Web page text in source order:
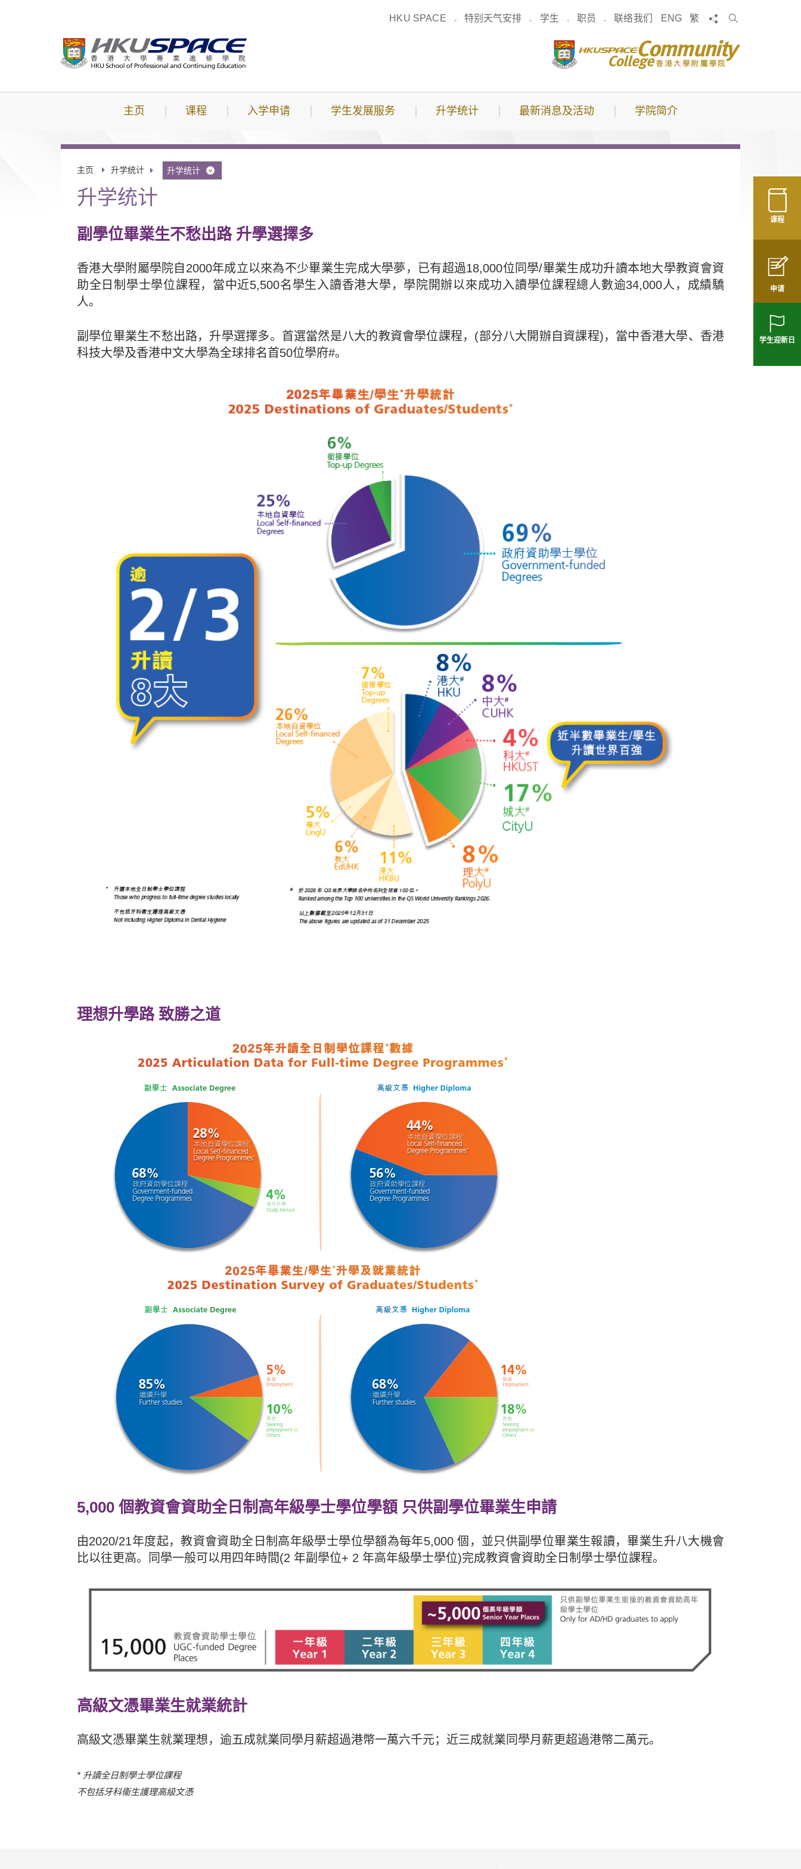
HKU SPACE 特别天气安排 学生 职员 联络我们 ENG 繁 分享
搜
主页 课程 入学申请 学生发展服务 升学统计 最新消息及活动 学院简介
课程
申请
学生迎新日
主页 升学统计 升学统计
升学统计
副學位畢業生不愁出路 升學選擇多
香港大學附屬學院自2000年成立以來為不少畢業生完成大學夢，已有超過18,000位同學/畢業生成功升讀本地大學教資會資
助全日制學士學位課程，當中近5,500名學生入讀香港大學，學院開辦以來成功入讀學位課程總人數逾34,000人，成績驕
人。
副學位畢業生不愁出路，升學選擇多。首選當然是八大的教資會學位課程，(部分八大開辦自資課程)，當中香港大學、香港
科技大學及香港中文大學為全球排名首50位學府#。
理想升學路 致勝之道
5,000 個教資會資助全日制高年級學士學位學額 只供副學位畢業生申請
由2020/21年度起，教資會資助全日制高年級學士學位學額為每年5,000 個，並只供副學位畢業生報讀，畢業生升八大機會
比以往更高。同學一般可以用四年時間(2 年副學位+ 2 年高年級學士學位)完成教資會資助全日制學士學位課程。
高級文憑畢業生就業統計
高級文憑畢業生就業理想，逾五成就業同學月薪超過港幣一萬六千元；近三成就業同學月薪更超過港幣二萬元。
* 升讀全日制學士學位課程
不包括牙科衞生護理高級文憑